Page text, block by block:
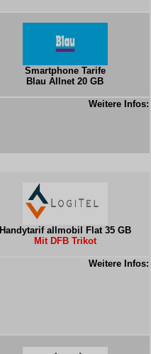
Smartphone Tarife
Blau Allnet 20 GB
Weitere Infos:
Handytarif allmobil Flat 35 GB
Mit DFB Trikot
Weitere Infos: